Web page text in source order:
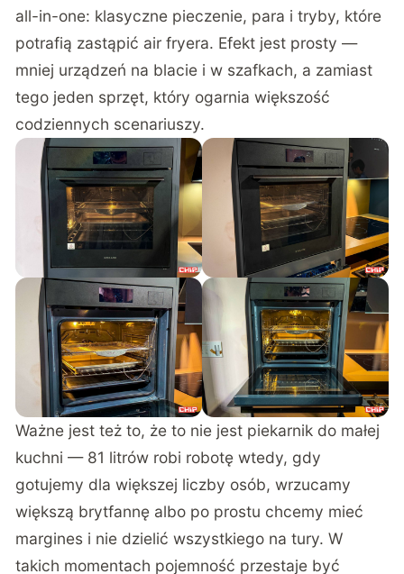
all-in-one: klasyczne pieczenie, para i tryby, które
potrafią zastąpić air fryera. Efekt jest prosty —
mniej urządzeń na blacie i w szafkach, a zamiast
tego jeden sprzęt, który ogarnia większość
codziennych scenariuszy.
Ważne jest też to, że to nie jest piekarnik do małej
kuchni — 81 litrów robi robotę wtedy, gdy
gotujemy dla większej liczby osób, wrzucamy
większą brytfannę albo po prostu chcemy mieć
margines i nie dzielić wszystkiego na tury. W
takich momentach pojemność przestaje być